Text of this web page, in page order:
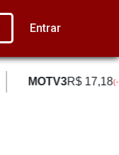
Entrar
MOTV3R$ 17,18(-